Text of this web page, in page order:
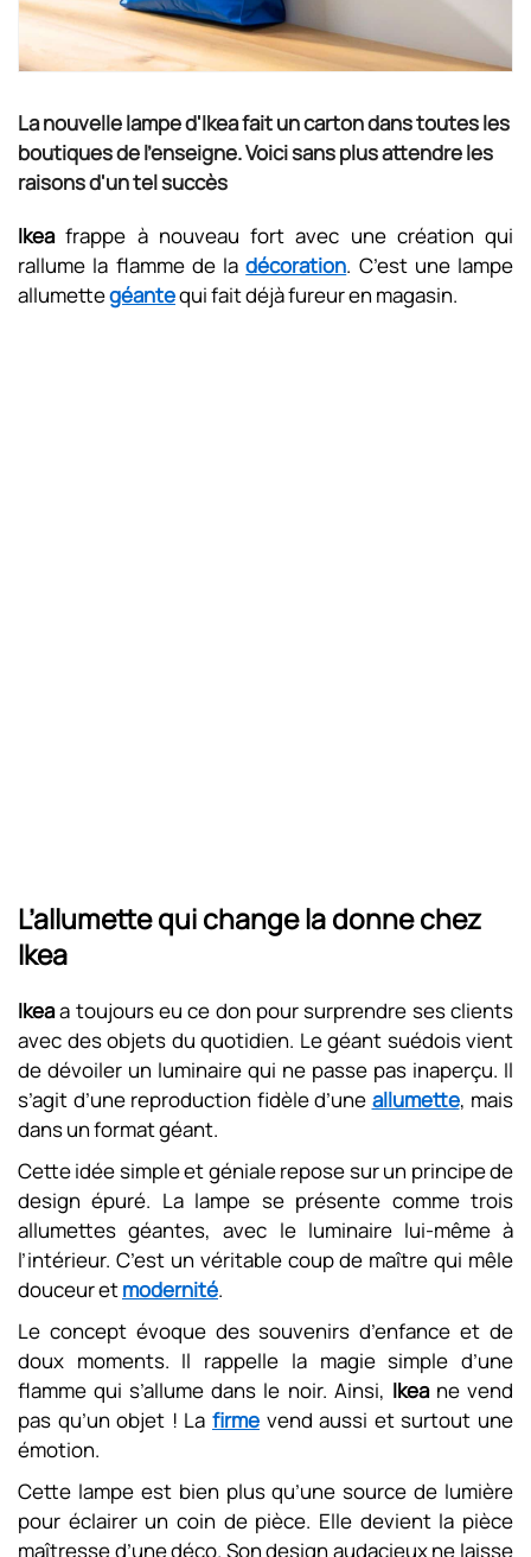
La nouvelle lampe d'Ikea fait un carton dans toutes les
boutiques de l'enseigne. Voici sans plus attendre les
raisons d'un tel succès
Ikeafrappe à nouveau fort avec une création qui
rallume la flamme de ladécoration. C’est une lampe
allumettegéantequi fait déjà fureur en magasin.
L’allumette qui change la donne chez
Ikea
Ikeaa toujours eu ce don pour surprendre ses clients
avec des objets du quotidien. Le géant suédois vient
de dévoiler un luminaire qui ne passe pas inaperçu. Il
s’agit d’une reproduction fidèle d’une allumette, mais
dans un format géant.
Cette idée simple et géniale repose sur un principe de
design épuré. La lampe se présente comme trois
allumettes géantes, avec le luminaire lui-même à
l’intérieur. C’est un véritable coup de maître qui mêle
douceur etmodernité.
Le concept évoque des souvenirs d’enfance et de
doux moments. Il rappelle la magie simple d’une
flamme qui s’allume dans le noir. Ainsi, Ikeane vend
pas qu’un objet ! La firme vend aussi et surtout une
émotion.
Cette lampe est bien plus qu’une source de lumière
pour éclairer un coin de pièce. Elle devient la pièce
maîtresse d’une déco. Son design audacieux ne laisse